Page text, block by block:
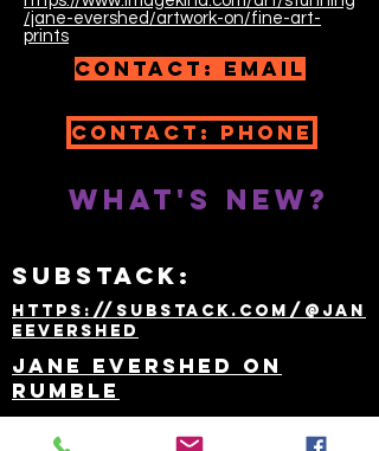
/jane-evershed/artwork-on/fine-art-
prints
Contact: email
Contact: Phone
What's New?
SUBSTACK:
https://substack.com/@jan
eevershed
Jane Evershed on
Rumble
The Conscious Evolution Videos on